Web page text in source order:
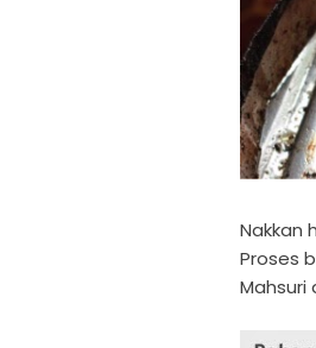
Nakkan
Proses
Mahsuri